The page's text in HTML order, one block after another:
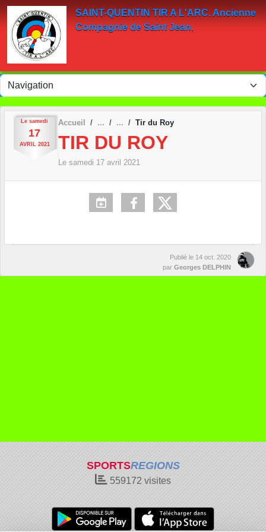
SAINT-QUENTIN TIR A L'ARC. Ancienne
Compagnie de Saint Jean.
Le samedi
17
AVRIL 2021
Accueil Tir du Roy
TIR DU ROY
Le samedi 17 avril 2021
Publié le 14 oct. 2020
par Georges DELPHIN
SPORTSREGIONS
559172 visites
Panneau de gestion des cookies